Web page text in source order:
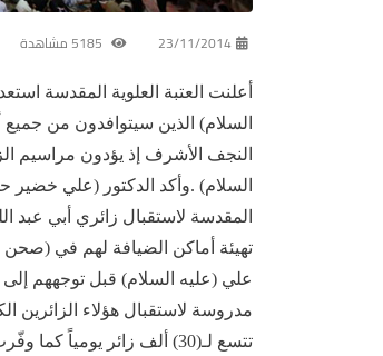
23/11/2014
السلام) الذين سيتوافدون من جميع
النجف الأشرف إذ يؤدون مراسيم
السلام) .وأكد الدكتور (علي خضير
المقدسة لاستقبال زائري أبي عبد
تهيئة أماكن الضيافة لهم في (صحن
علي (عليه السلام) قبل توجههم
مدروسة لاستقبال هؤلاء الزائرين
تتسع لـ(30) ألف زائر